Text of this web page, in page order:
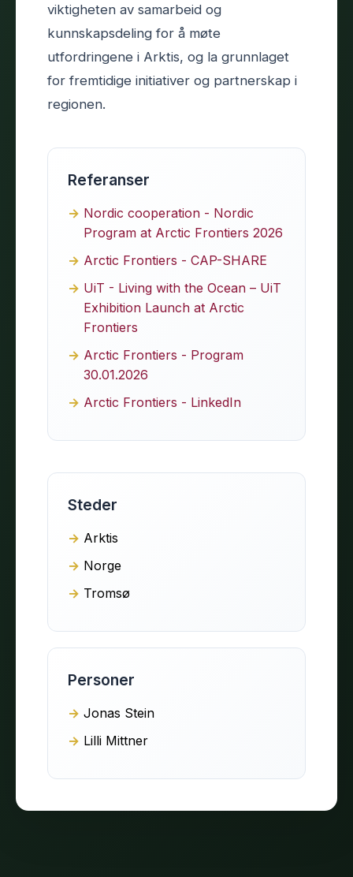
viktigheten av samarbeid og
kunnskapsdeling for å møte
utfordringene i Arktis, og la grunnlaget
for fremtidige initiativer og partnerskap i
regionen.
Referanser
Nordic cooperation - Nordic
Program at Arctic Frontiers 2026
Arctic Frontiers - CAP-SHARE
UiT - Living with the Ocean – UiT
Exhibition Launch at Arctic
Frontiers
Arctic Frontiers - Program
30.01.2026
Arctic Frontiers - LinkedIn
Steder
Arktis
Norge
Tromsø
Personer
Jonas Stein
Lilli Mittner